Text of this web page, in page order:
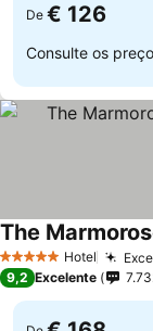
De € 126
Consulte os
5 Estrelas Hotel
9,2 Excelente